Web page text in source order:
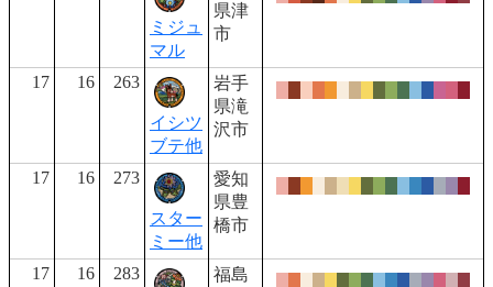
ミジュ
マル
県津
市
17 16 263
イシツ
ブテ他
岩手
県滝
沢市
17 16 273
スター
ミー他
愛知
県豊
橋市
17 16 283
福島